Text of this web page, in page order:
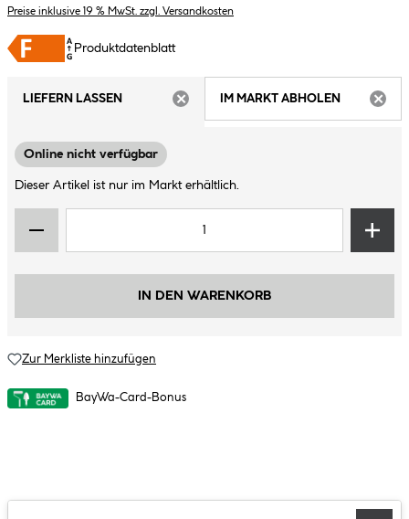
Preise inklusive 19 % MwSt. zzgl. Versandkosten
Produktdatenblatt
LIEFERN LASSEN
IM MARKT ABHOLEN
Online nicht verfügbar
Dieser Artikel ist nur im Markt erhältlich.
IN DEN WARENKORB
Zur Merkliste hinzufügen
BayWa-Card-Bonus